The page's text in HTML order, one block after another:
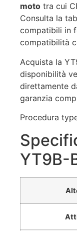
moto tra cui
Consulta la
compatibili in
compatibilità
Acquista la
disponibilità
direttamente
garanzia
Procedura
YT9B-